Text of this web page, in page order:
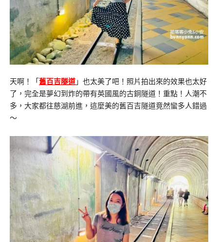
天啊！「 舊百吉隧道 」也太美了吧！照片拍出來的效果也太好
了，完全是夢幻到炸的帶有英國風的古銅隧道！重點！人潮不
多，大家都往慈湖前進，這麼美的舊百吉隧道竟然蠻多人錯過
～